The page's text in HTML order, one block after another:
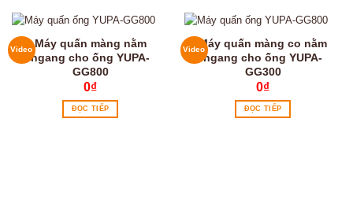
Video Máy quấn màng nằm
ngang cho ống YUPA-
GG800
0₫
ĐỌC TIẾP
VideoMáy quấn màng co nằm
ngang cho ống YUPA-
GG300
0₫
ĐỌC TIẾP